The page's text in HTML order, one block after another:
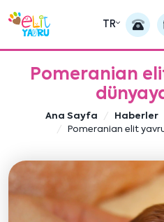
TR
Pomeranian
Ana Sayfa Haberler
Pomeranian elit